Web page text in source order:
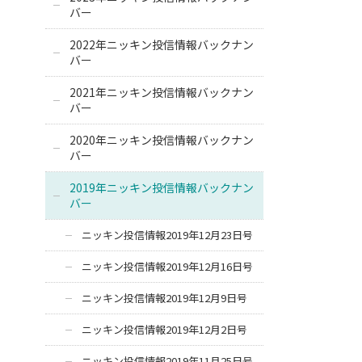
バー
2022年ニッキン投信情報バックナン
バー
2021年ニッキン投信情報バックナン
バー
2020年ニッキン投信情報バックナン
バー
2019年ニッキン投信情報バックナン
バー
ニッキン投信情報2019年12月23日号
ニッキン投信情報2019年12月16日号
ニッキン投信情報2019年12月9日号
ニッキン投信情報2019年12月2日号